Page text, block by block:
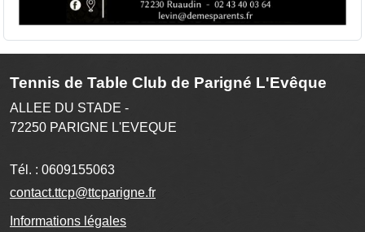
Tennis de Table Club de Parigné L'Evêque
ALLEE DU STADE -
72250 PARIGNE L'EVEQUE
Tél. : 0609155063
contact.ttcp@ttcparigne.fr
Informations légales